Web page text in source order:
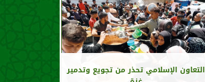
التعاون الإسلامي تحذر من تجويع وتدمير